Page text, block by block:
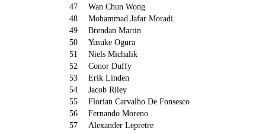
47
Wan Chun Wong
48
Mohammad Jafar Moradi
49
Brendan Martin
50
Yusuke Ogura
51
Niels Michalik
52
Conor Duffy
53
Erik Linden
54
Jacob Riley
55
Florian Carvalho De Fonsesco
56
Fernando Moreno
57
Alexander Lepretre